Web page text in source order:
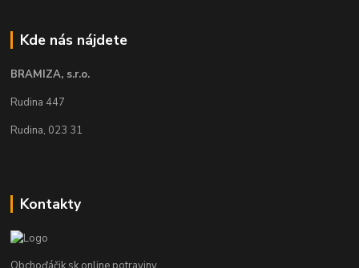
Kde nás nájdete
BRAMIZA, s.r.o.
Rudina 447
Rudina, 023 31
Kontakty